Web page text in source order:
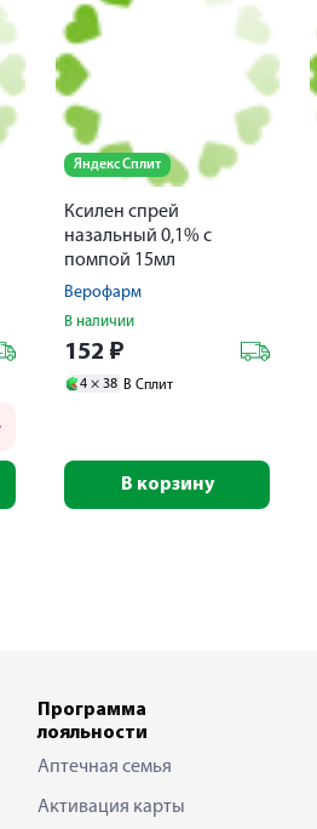
Яндекс Сплит
Ксилен спрей
назальный 0,1% с
помпой 15мл
Верофарм
В наличии
152 ₽
4 × 38 В Сплит
В корзину
Программа
лояльности
Аптечная семья
Активация карты